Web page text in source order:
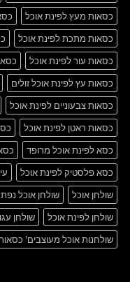
כסאות מעץ לפינת אוכל
כסאות מתכת לפינת אוכל
כסאות עור לפינת אוכל
כסאות עץ לפינת אוכל זולים
כסאות צבעוניים לפינת אוכל
כסאות ראטן לפינת אוכל
כסא לפינת אוכל מרופד
כסא פלסטיק לפינת אוכל
שולחן אוכל
שולחן אוכל
שולחן לפינת אוכל
שולחן
שולחנות אוכל מעוצבים'